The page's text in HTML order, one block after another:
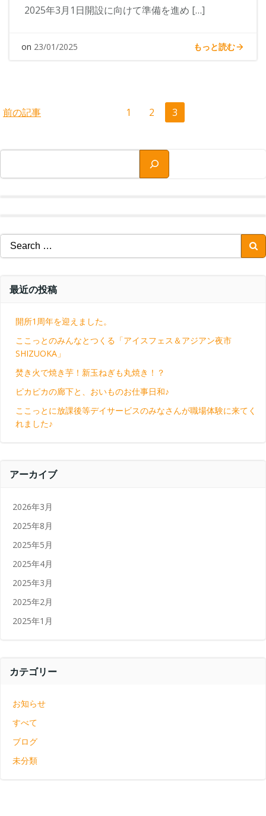
2025年3月1日開設に向けて準備を進め […]
on 23/01/2025 もっと読む
Posts
navigation
前の記事
navigation
Page
1 Page
2 Page
3
検索
Search
for:
最近の投稿
開所1周年を迎えました。
ここっとのみんなとつくる「アイスフェス＆アジアン夜市
SHIZUOKA」
焚き火で焼き芋！新玉ねぎも丸焼き！？
ピカピカの廊下と、おいものお仕事日和♪
ここっとに放課後等デイサービスのみなさんが職場体験に来てく
れました♪
アーカイブ
2026年3月
2025年8月
2025年5月
2025年4月
2025年3月
2025年2月
2025年1月
カテゴリー
お知らせ
すべて
ブログ
未分類